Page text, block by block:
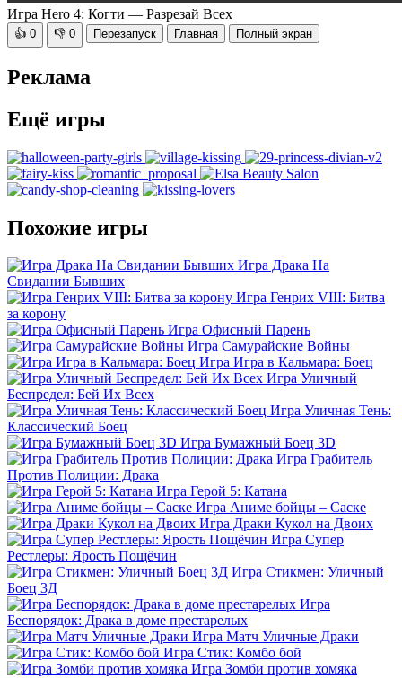
Игра Hero 4: Когти — Разрезай Всех
👍 0 👎 0 Перезапуск Главная Полный экран
Реклама
Ещё игры
Похожие игры
Игра Драка На
Свидании Бывших
Игра Генрих VIII: Битва
за корону
Игра Офисный Парень
Игра Самурайские Войны
Игра Игра в Кальмара: Боец
Игра Уличный
Беспредел: Бей Их Всех
Игра Уличная Тень:
Классический Боец
Игра Бумажный Боец 3D
Игра Грабитель
Против Полиции: Драка
Игра Герой 5: Катана
Игра Аниме бойцы – Саске
Игра Драки Кукол на Двоих
Игра Супер
Рестлеры: Ярость Пощёчин
Игра Стикмен: Уличный
Боец 3Д
Игра
Беспорядок: Драка в доме престарелых
Игра Матч Уличные Драки
Игра Стик: Комбо бой
Игра Зомби против хомяка